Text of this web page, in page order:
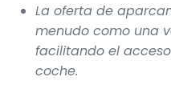
La oferta de
menudo como una
facilitando el
coche.